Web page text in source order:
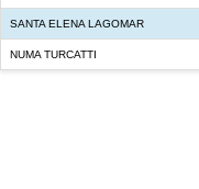
SANTA ELENA LAGOMAR
NUMA TURCATTI